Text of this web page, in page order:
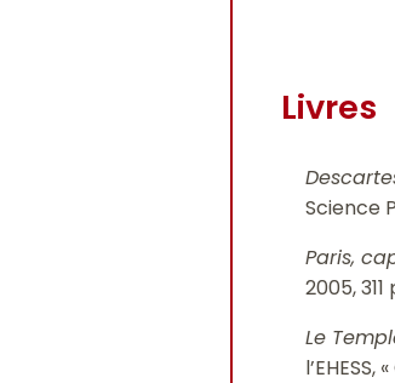
Livres
Science
Paris,
2005,
Le